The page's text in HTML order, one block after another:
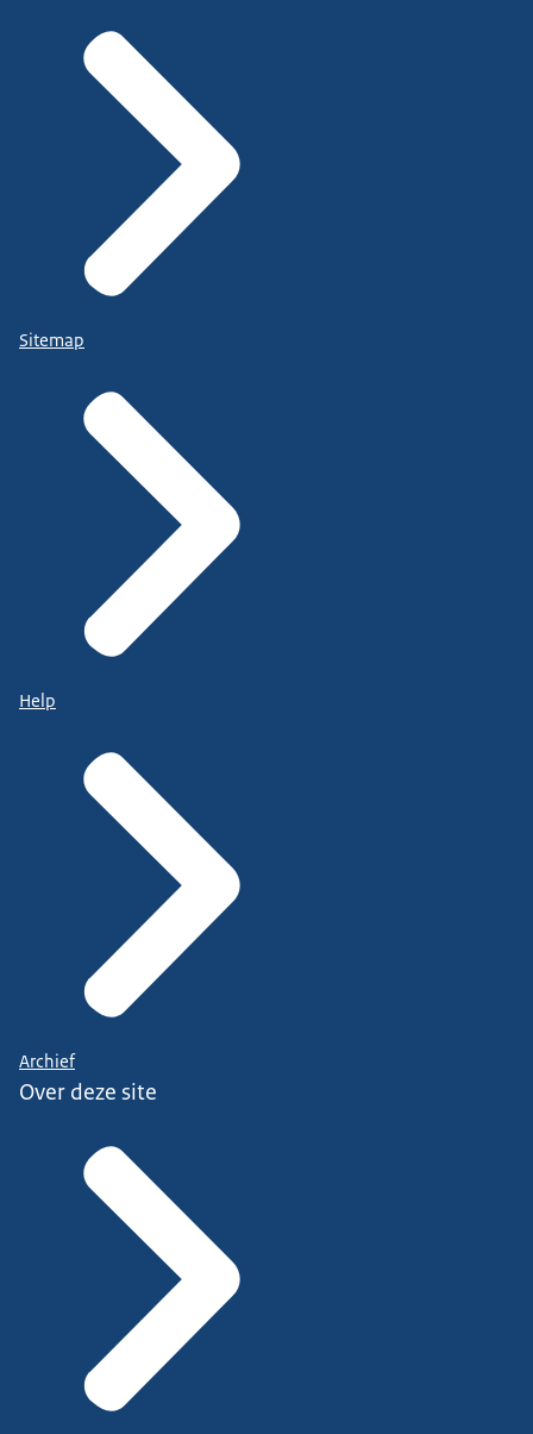
Sitemap
Help
Archief
Over deze site